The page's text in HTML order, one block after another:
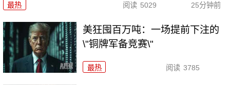
最热 阅读 5029 25分钟前
美狂囤百万吨：一场提前下注的
\"铜牌军备竞赛\"
最热 阅读 3785